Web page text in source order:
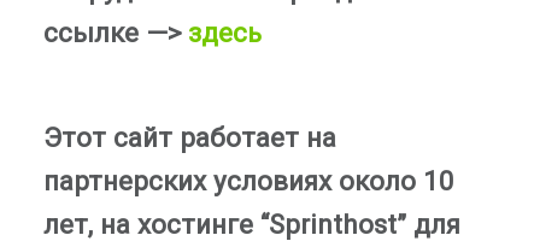
ссылке —> здесь
Этот сайт работает на
партнерских условиях около 10
лет, на хостинге “Sprinthost” для